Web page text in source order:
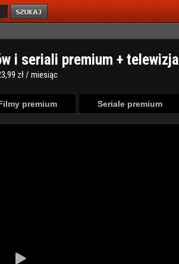
i seriali premium + telewizja
zł / miesiąc
premium Seriale premium